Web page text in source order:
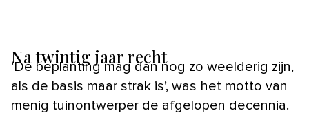
Na twintig jaar recht
‘De beplanting mag dan nog zo weelderig zijn,
als de basis maar strak is’, was het motto van
menig tuinontwerper de afgelopen decennia.